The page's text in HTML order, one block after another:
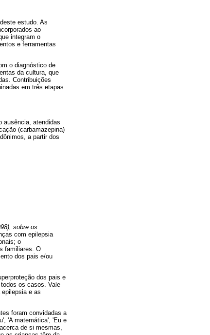
estudo. As
ao
integram o
e ferramentas
o diagnóstico de
da cultura, que
Contribuições
em três etapas
ausência, atendidas
(carbamazepina)
a partir dos
sobre os
com epilepsia
o
familiares. O
dos pais e/ou
dos pais e
os casos. Vale
e as
foram convidadas a
'A matemática', 'Eu e
de si mesmas,